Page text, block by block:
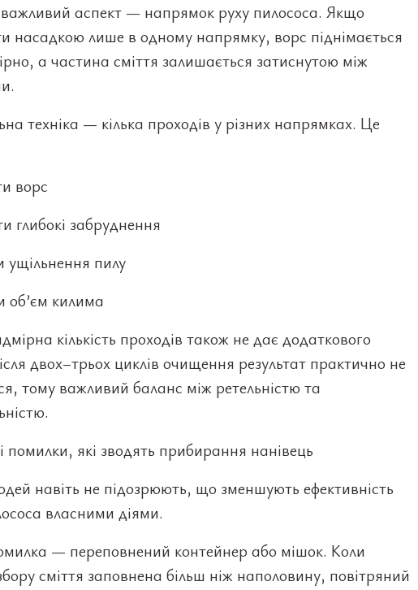
аспект — напрямок руху пилососа. Якщо
насадкою лише в одному напрямку, ворс піднімається
а частина сміття залишається затиснутою між
техніка — кілька проходів у різних напрямках. Це
ворс
глибокі забруднення
ущільнення пилу
об’єм килима
кількість проходів також не дає додаткового
двох–трьох циклів очищення результат практично не
тому важливий баланс між ретельністю та
які зводять прибирання нанівець
навіть не підозрюють, що зменшують ефективність
власними діями.
— переповнений контейнер або мішок. Коли
сміття заповнена більш ніж наполовину, повітряний